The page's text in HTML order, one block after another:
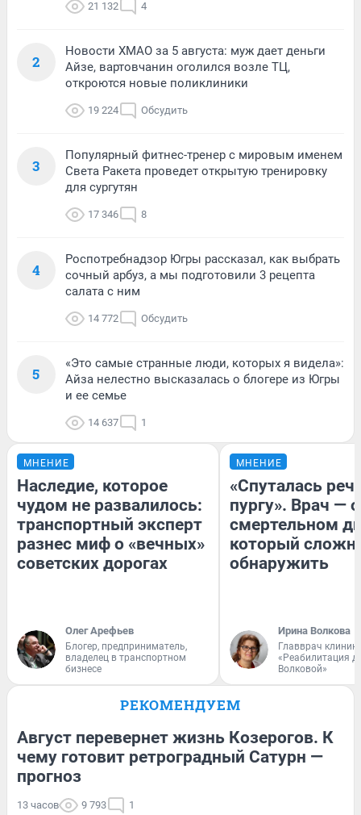
21 132 4
2
Новости ХМАО за 5 августа: муж дает деньги
Айзе, вартовчанин оголился возле ТЦ,
откроются новые поликлиники
19 224 Обсудить
3
Популярный фитнес-тренер с мировым именем
Света Ракета проведет открытую тренировку
для сургутян
17 346 8
4
Роспотребнадзор Югры рассказал, как выбрать
сочный арбуз, а мы подготовили 3 рецепта
салата с ним
14 772 Обсудить
5
«Это самые странные люди, которых я видела»:
Айза нелестно высказалась о блогере из Югры
и ее семье
14 637 1
МНЕНИЕ
Наследие, которое
чудом не развалилось:
транспортный эксперт
разнес миф о «вечных»
советских дорогах
Олег Арефьев
Блогер, предприниматель,
владелец в транспортном
бизнесе
МНЕНИЕ
«Спуталась
пургу». Врач — о
смертельном
который
обнаружить
Ирина Волкова
Главврач
«Реабилитация
Волковой»
РЕКОМЕНДУЕМ
Август перевернет жизнь Козерогов. К
чему готовит ретроградный Сатурн —
прогноз
13 часов 9 793 1